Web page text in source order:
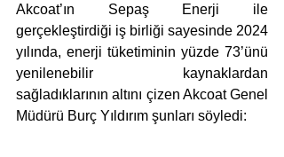
Akcoat’ın Sepaş Enerji ile
gerçekleştirdiği iş birliği sayesinde 2024
yılında, enerji tüketiminin yüzde 73’ünü
yenilenebilir kaynaklardan
sağladıklarının altını çizen Akcoat Genel
Müdürü Burç Yıldırım şunları söyledi: